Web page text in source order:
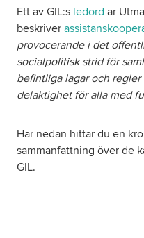
Ordlista
FAQ
Formulär
Ett av GIL:s ledord är
beskriver
provocerande i det
socialpolitisk strid för
befintliga lagar och
delaktighet för alla med
Här nedan hittar du en
sammanfattning över de
GIL.